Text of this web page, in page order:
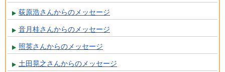
荻原浩さんからのメッセージ
音月桂さんからのメッセージ
照英さんからのメッセージ
土田晃之さんからのメッセージ